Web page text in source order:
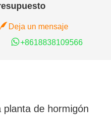
Deja un mensaje
+8618838109566
de hormigón